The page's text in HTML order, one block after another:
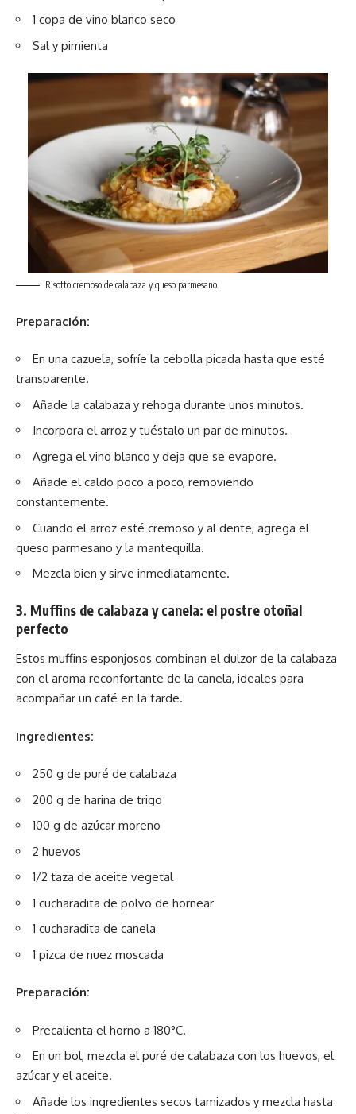
1 copa de vino blanco seco
Sal y pimienta
Risotto cremoso de calabaza y queso parmesano.
Preparación:
En una cazuela, sofríe la cebolla picada hasta que esté
transparente.
Añade la calabaza y rehoga durante unos minutos.
Incorpora el arroz y tuéstalo un par de minutos.
Agrega el vino blanco y deja que se evapore.
Añade el caldo poco a poco, removiendo
constantemente.
Cuando el arroz esté cremoso y al dente, agrega el
queso parmesano y la mantequilla.
Mezcla bien y sirve inmediatamente.
3. Muffins de calabaza y canela: el postre otoñal
perfecto
Estos muffins esponjosos combinan el dulzor de la calabaza
con el aroma reconfortante de la canela, ideales para
acompañar un café en la tarde.
Ingredientes:
250 g de puré de calabaza
200 g de harina de trigo
100 g de azúcar moreno
2 huevos
1/2 taza de aceite vegetal
1 cucharadita de polvo de hornear
1 cucharadita de canela
1 pizca de nuez moscada
Preparación:
Precalienta el horno a 180°C.
En un bol, mezcla el puré de calabaza con los huevos, el
azúcar y el aceite.
Añade los ingredientes secos tamizados y mezcla hasta